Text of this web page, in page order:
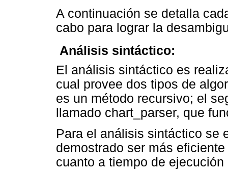
A continuación se detalla
cabo para lograr la
Análisis sintáctico:
El análisis sintáctico es
cual provee dos tipos de
es un método recursivo; el
llamado chart_parser, que
Para el análisis sintáctico se
demostrado ser más
cuanto a tiempo de ejecución